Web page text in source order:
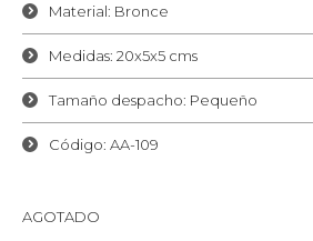
Material: Bronce
Medidas: 20x5x5 cms
Tamaño despacho: Pequeño
Código: AA-109
AGOTADO